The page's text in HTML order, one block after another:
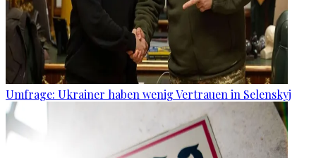
Umfrage: Ukrainer haben wenig Vertrauen in Selenskyj